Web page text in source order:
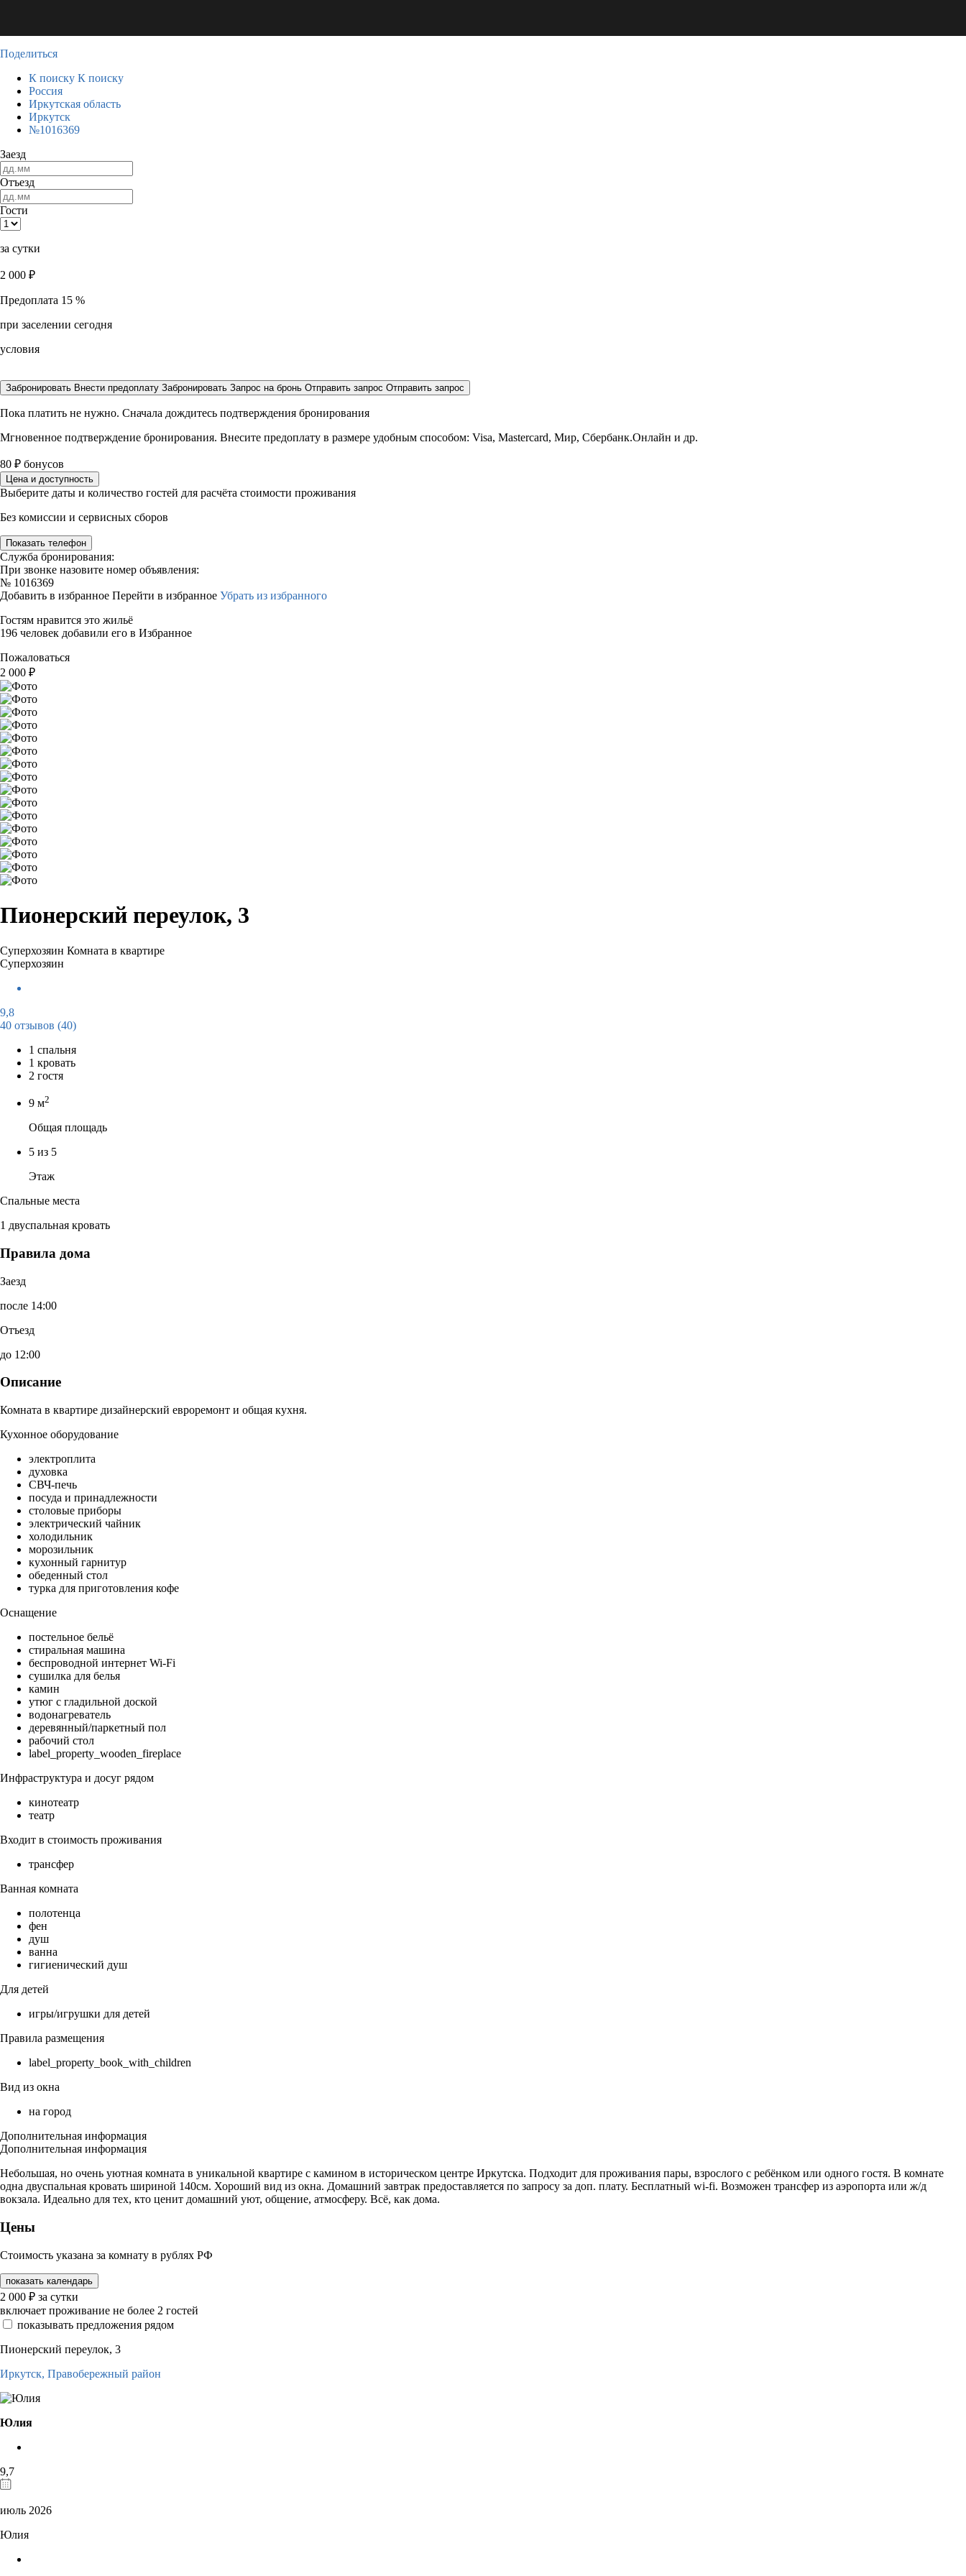
Поделиться
К поиску К поиску
Россия
Иркутская область
Иркутск
№1016369
Заезд
Отъезд
Гости
за сутки
2 000 ₽
Предоплата 15 %
при заселении сегодня
условия
Забронировать Внести предоплату Забронировать Запрос на бронь Отправить запрос Отправить запрос
Пока платить не нужно. Сначала дождитесь подтверждения бронирования
Мгновенное подтверждение бронирования. Внесите предоплату в размере удобным способом: Visa, Mastercard, Мир, Сбербанк.Онлайн и др.
80 ₽ бонусов
Цена и доступность
Выберите даты и количество гостей для расчёта стоимости проживания
Без комиссии и сервисных сборов
Показать телефон
Служба бронирования:
При звонке назовите номер объявления:
№ 1016369
Добавить в избранное Перейти в избранное Убрать из избранного
Гостям нравится это жильё
196 человек добавили его в Избранное
Пожаловаться
2 000 ₽
Пионерский переулок, 3
Суперхозяин Комната в квартире
Суперхозяин
9,8
40 отзывов (40)
1 спальня
1 кровать
2 гостя
9 м2
Общая площадь
5 из 5
Этаж
Спальные места
1 двуспальная кровать
Правила дома
Заезд
после 14:00
Отъезд
до 12:00
Описание
Комната в квартире дизайнерский евроремонт и общая кухня.
Кухонное оборудование
электроплита
духовка
СВЧ-печь
посуда и принадлежности
столовые приборы
электрический чайник
холодильник
морозильник
кухонный гарнитур
обеденный стол
турка для приготовления кофе
Оснащение
постельное бельё
стиральная машина
беспроводной интернет Wi-Fi
сушилка для белья
камин
утюг с гладильной доской
водонагреватель
деревянный/паркетный пол
рабочий стол
label_property_wooden_fireplace
Инфраструктура и досуг рядом
кинотеатр
театр
Входит в стоимость проживания
трансфер
Ванная комната
полотенца
фен
душ
ванна
гигиенический душ
Для детей
игры/игрушки для детей
Правила размещения
label_property_book_with_children
Вид из окна
на город
Дополнительная информация
Дополнительная информация
Небольшая, но очень уютная комната в уникальной квартире с камином в историческом центре Иркутска. Подходит для проживания пары, взрослого с ребёнком или одного гостя. В комнате
одна двуспальная кровать шириной 140см. Хороший вид из окна. Домашний завтрак предоставляется по запросу за доп. плату. Бесплатный wi-fi. Возможен трансфер из аэропорта или ж/д
вокзала. Идеально для тех, кто ценит домашний уют, общение, атмосферу. Всё, как дома.
Цены
Стоимость указана за комнату в рублях РФ
показать календарь
2 000 ₽ за сутки
включает проживание не более 2 гостей
показывать предложения рядом
Пионерский переулок, 3
Иркутск, Правобережный район
Юлия
9,7
июль 2026
Юлия